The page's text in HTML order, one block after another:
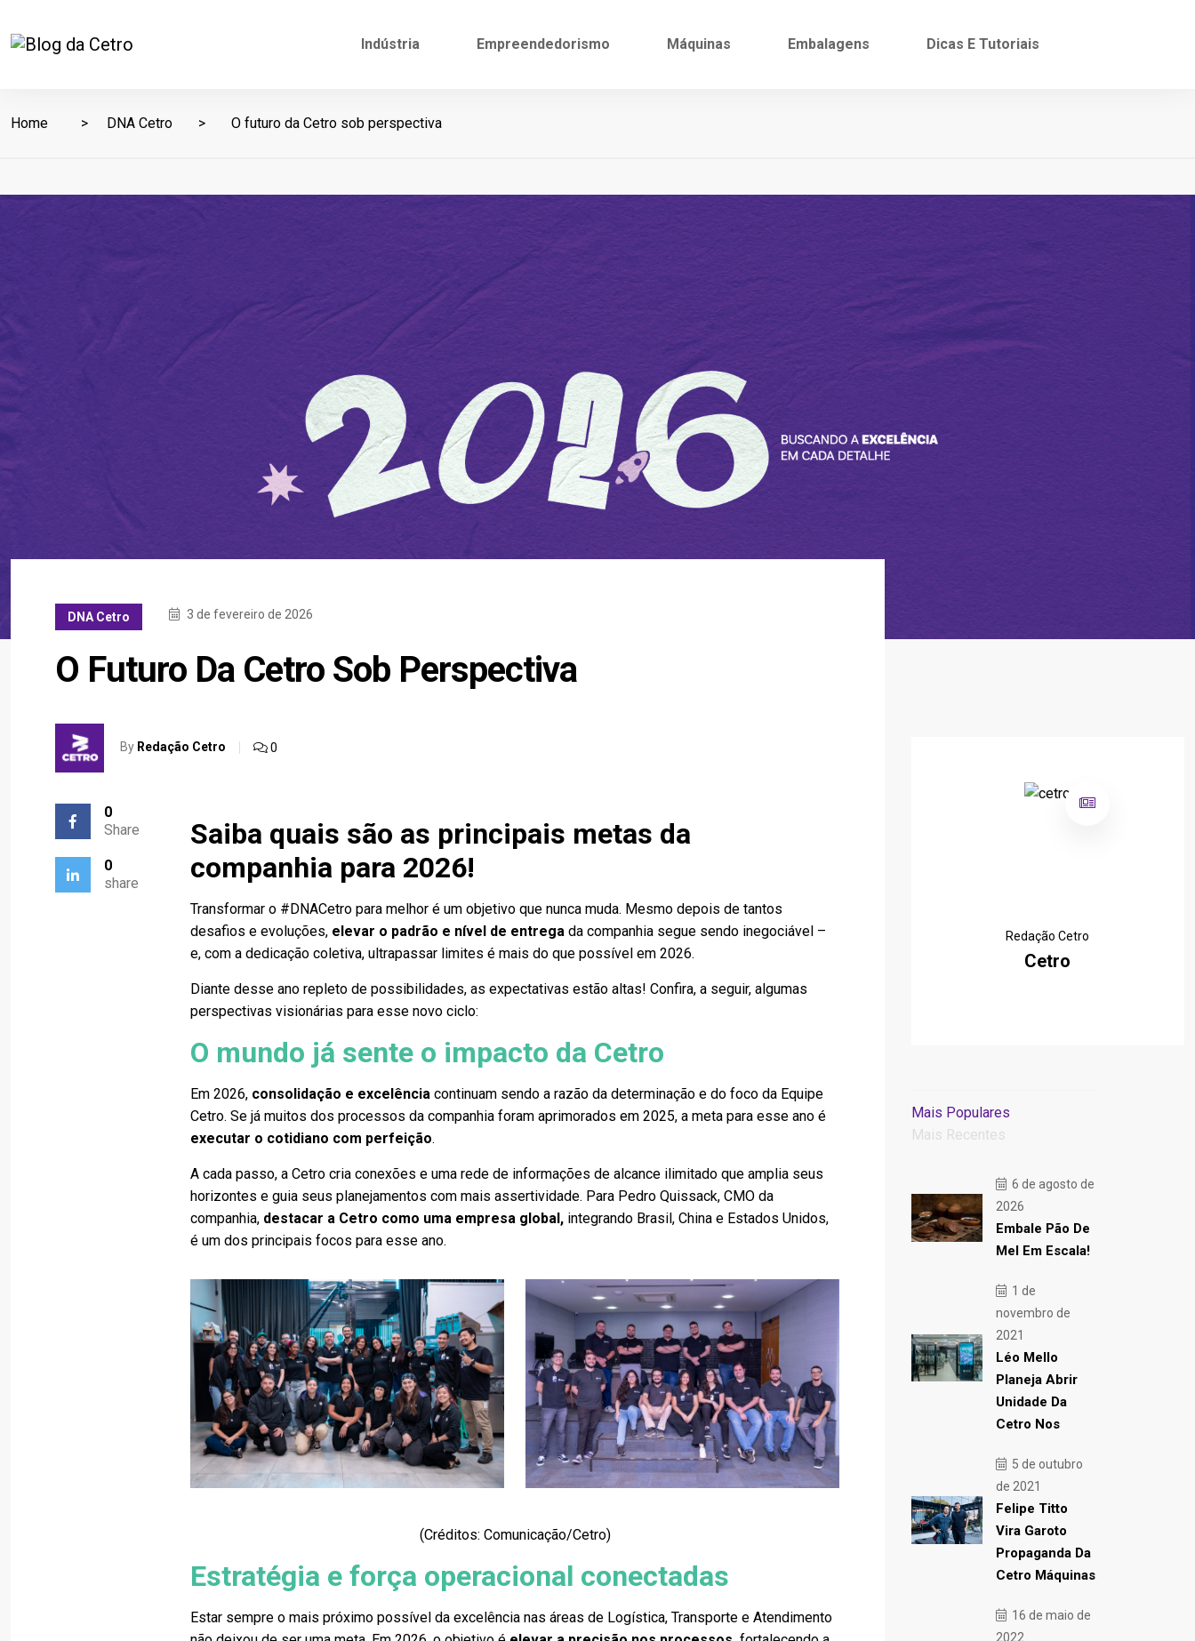
Indústria Empreendedorismo Máquinas Embalagens Dicas E Tutoriais
Home DNA Cetro O futuro da Cetro sob perspectiva
DNA Cetro 3 de fevereiro de 2026
O Futuro Da Cetro Sob Perspectiva
By Redação Cetro 0
0
Share
0
share
Saiba quais são as principais metas da
companhia para 2026!
Transformar o #DNACetro para melhor é um objetivo que nunca muda. Mesmo depois de tantos
desafios e evoluções, elevar o padrão e nível de entrega da companhia segue sendo inegociável –
e, com a dedicação coletiva, ultrapassar limites é mais do que possível em 2026.
Diante desse ano repleto de possibilidades, as expectativas estão altas! Confira, a seguir, algumas
perspectivas visionárias para esse novo ciclo:
O mundo já sente o impacto da Cetro
Em 2026, consolidação e excelênciacontinuam sendo a razão da determinação e do foco da Equipe
Cetro. Se já muitos dos processos da companhia foram aprimorados em 2025, a meta para esse ano é
executar o cotidiano com perfeição.
A cada passo, a Cetro cria conexões e uma rede de informações de alcance ilimitado que amplia seus
horizontes e guia seus planejamentos com mais assertividade. Para Pedro Quissack, CMO da
companhia, destacar a Cetro como uma empresa global, integrando Brasil, China e Estados Unidos,
é um dos principais focos para esse ano.
(Créditos: Comunicação/Cetro)
Estratégia e força operacional conectadas
Estar sempre o mais próximo possível da excelência nas áreas de Logística, Transporte e Atendimento
Redação Cetro
Cetro
Mais Populares
Mais Recentes
6 de agosto de
2026
Embale Pão De
Mel Em Escala!
1 de
novembro de
2021
Léo Mello
Planeja Abrir
Unidade Da
Cetro Nos
5 de outubro
de 2021
Felipe Titto
Vira Garoto
Propaganda Da
Cetro Máquinas
16 de maio de
2022